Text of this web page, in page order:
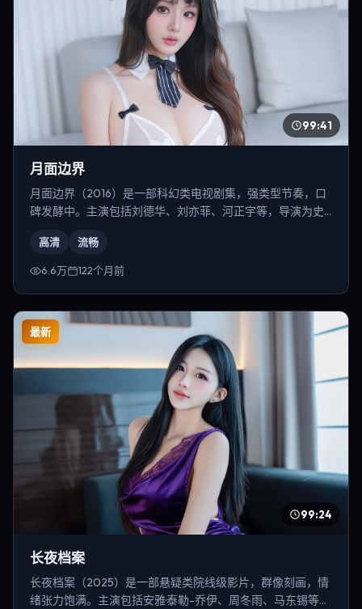
99:41
月面边界
月面边界（2016）是一部科幻类电视剧集，强类型节奏，口
碑发酵中。主演包括刘德华、刘亦菲、河正宇等，导演为史
高清 流畅
6.6万 122个月前
最新
99:24
长夜档案
长夜档案（2025）是一部悬疑类院线级影片，群像刻画，情
绪张力饱满。主演包括安雅·泰勒-乔伊、周冬雨、马东锡等，